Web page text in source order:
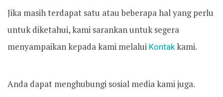
Jika masih terdapat satu atau beberapa hal yang perlu
untuk diketahui, kami sarankan untuk segera
menyampaikan kepada kami melalui Kontakkami.
Anda dapat menghubungi sosial media kami juga.